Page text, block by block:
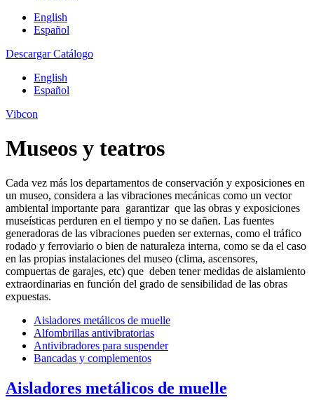
English
Español
Descargar Catálogo
English
Español
Vibcon
Museos y teatros
Cada vez más los departamentos de conservación y exposiciones en
un museo, considera a las vibraciones mecánicas como un vector
ambiental importante para garantizar que las obras y exposiciones
museísticas perduren en el tiempo y no se dañen. Las fuentes
generadoras de las vibraciones pueden ser externas, como el tráfico
rodado y ferroviario o bien de naturaleza interna, como se da el caso
en las propias instalaciones del museo (clima, ascensores,
compuertas de garajes, etc) que deben tener medidas de aislamiento
extraordinarias en función del grado de sensibilidad de las obras
expuestas.
Aisladores metálicos de muelle
Alfombrillas antivibratorias
Antivibradores para suspender
Bancadas y complementos
Aisladores metálicos de muelle